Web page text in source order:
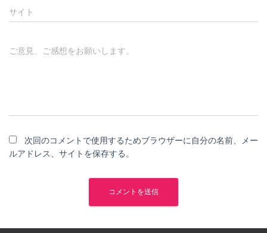
サイト
ご意見、ご感想をお願いします。
次回のコメントで使用するためブラウザーに自分の名前、メー
ルアドレス、サイトを保存する。